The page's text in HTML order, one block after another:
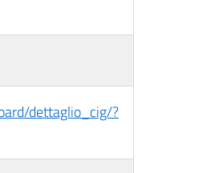
dettaglio_cig/?